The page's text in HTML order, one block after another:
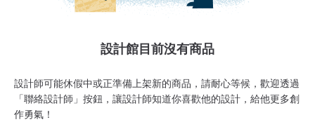
設計館目前沒有商品
設計師可能休假中或正準備上架新的商品，請耐心等候，歡迎透過
「聯絡設計師」按鈕，讓設計師知道你喜歡他的設計，給他更多創
作勇氣！